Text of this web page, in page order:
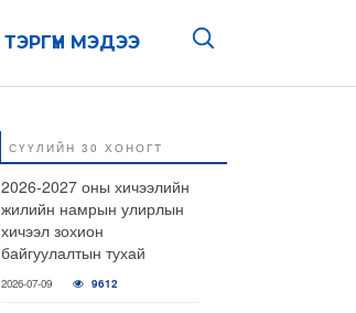
ТЭРГҮҮН МЭДЭЭ
СҮҮЛИЙН 30 ХОНОГТ
2026-2027 оны хичээлийн
жилийн намрын улирлын
хичээл зохион
байгуулалтын тухай
2026-07-09 9612